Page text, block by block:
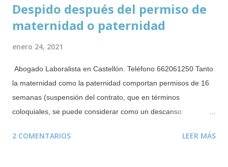
c
r
c
m
e
n
a
Despido después del permiso de
maternidad o paternidad
enero 24, 2021
Abogado Laboralista en Castellón. Teléfono 662061250 Tanto
la maternidad como la paternidad comportan permisos de 16
semanas (suspensión del contrato, que en términos
coloquiales, se puede considerar como un descanso
obligatorio de 6 semanas tras el parto, adopción o resolución
2 COMENTARIOS LEER MÁS